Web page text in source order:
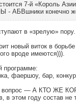
7-й «Король
- АБВшники конечно
в «зрелую» пору.
новый виток в
вроде имеются))).
программе:
фаершоу, бар,
вопрос — А КТО ЖЕ
в этом году состав